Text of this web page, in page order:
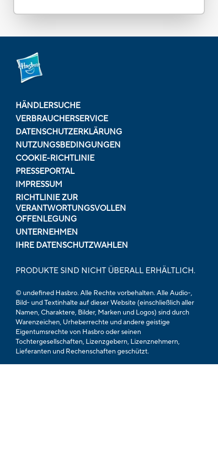
HÄNDLERSUCHE
VERBRAUCHERSERVICE
DATENSCHUTZERKLÄRUNG
NUTZUNGSBEDINGUNGEN
COOKIE-RICHTLINIE
PRESSEPORTAL
IMPRESSUM
RICHTLINIE ZUR
VERANTWORTUNGSVOLLEN
OFFENLEGUNG
UNTERNEHMEN
IHRE DATENSCHUTZWAHLEN
PRODUKTE SIND NICHT ÜBERALL ERHÄLTLICH.
© undefined Hasbro. Alle Rechte vorbehalten. Alle Audio-,
Bild- und Textinhalte auf dieser Website (einschließlich aller
Namen, Charaktere, Bilder, Marken und Logos) sind durch
Warenzeichen, Urheberrechte und andere geistige
Eigentumsrechte von Hasbro oder seinen
Tochtergesellschaften, Lizenzgebern, Lizenznehmern,
Lieferanten und Rechenschaften geschützt.